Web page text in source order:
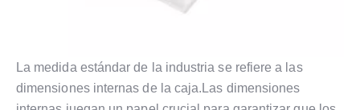
La medida estándar de la industria se refiere a las
dimensiones internas de la caja.Las dimensiones